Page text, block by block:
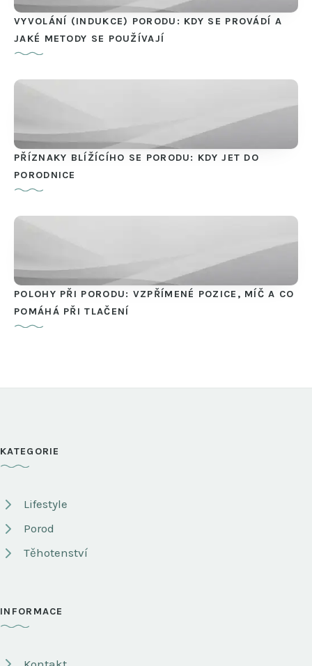
VYVOLÁNÍ (INDUKCE) PORODU: KDY SE PROVÁDÍ A
JAKÉ METODY SE POUŽÍVAJÍ
PŘÍZNAKY BLÍŽÍCÍHO SE PORODU: KDY JET DO
PORODNICE
POLOHY PŘI PORODU: VZPŘÍMENÉ POZICE, MÍČ A CO
POMÁHÁ PŘI TLAČENÍ
KATEGORIE
Lifestyle
Porod
Těhotenství
INFORMACE